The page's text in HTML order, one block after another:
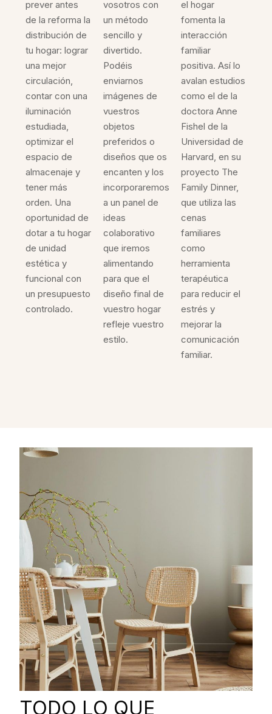
prever antes
de la reforma la
distribución de
tu hogar: lograr
una mejor
circulación,
contar con una
iluminación
estudiada,
optimizar el
espacio de
almacenaje y
tener más
orden. Una
oportunidad de
dotar a tu hogar
de unidad
estética y
funcional con
un presupuesto
controlado.
vosotros con
un método
sencillo y
divertido.
Podéis
enviarnos
imágenes de
vuestros
objetos
preferidos o
diseños que os
encanten y los
incorporaremos
a un panel de
ideas
colaborativo
que iremos
alimentando
para que el
diseño final de
vuestro hogar
refleje vuestro
estilo.
el hogar
fomenta la
interacción
familiar
positiva. Así lo
avalan estudios
como el de la
doctora Anne
Fishel de la
Universidad de
Harvard, en su
proyecto The
Family Dinner,
que utiliza las
cenas
familiares
como
herramienta
terapéutica
para reducir el
estrés y
mejorar la
comunicación
familiar.
TODO LO QUE